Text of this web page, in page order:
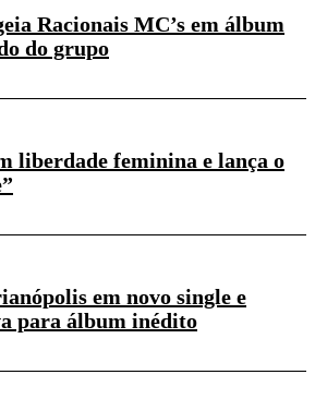
Racionais MC’s em álbum
do grupo
liberdade feminina e lança o
em novo single e
para álbum inédito